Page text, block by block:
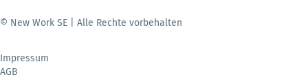
© New Work SE | Alle Rechte vorbehalten
Impressum
AGB